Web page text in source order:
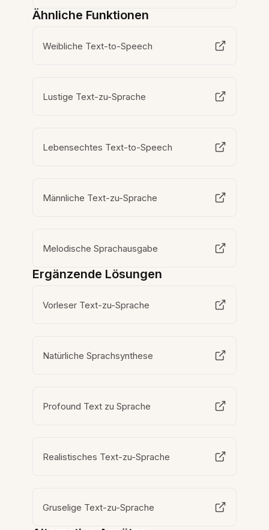
Ähnliche Funktionen
Weibliche Text-to-Speech
Lustige Text-zu-Sprache
Lebensechtes Text-to-Speech
Männliche Text-zu-Sprache
Melodische Sprachausgabe
Ergänzende Lösungen
Vorleser Text-zu-Sprache
Natürliche Sprachsynthese
Profound Text zu Sprache
Realistisches Text-zu-Sprache
Gruselige Text-zu-Sprache